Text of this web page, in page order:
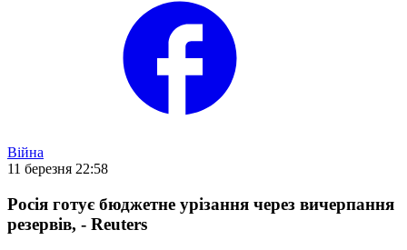
Війна
11 березня 22:58
Росія готує бюджетне урізання через вичерпання
резервів, - Reuters